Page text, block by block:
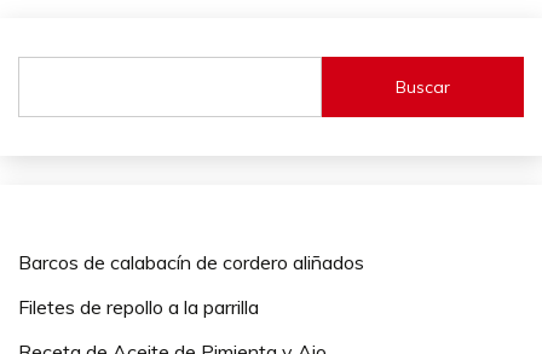
Buscar
Barcos de calabacín de cordero aliñados
Filetes de repollo a la parrilla